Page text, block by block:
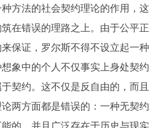
方法的社会契约理论的作用，这
在错误的理路之上。由于公平正
保证，罗尔斯不得不设立起一种
象中的个人不仅事实上身处契约
契约。这不仅是反自由的，而且
两方面都是错误的：一种无契约